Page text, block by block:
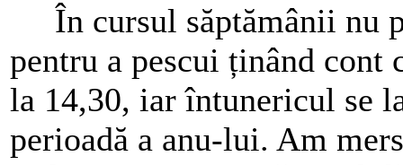
În cursul săptămânii nu
pentru a pescui ținând cont
la 14,30, iar întunericul se
perioadă a anu-lui. Am